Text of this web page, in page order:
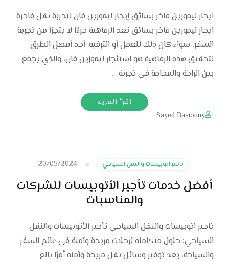
ايجار ليموزين فاخر بسائق إيجار ليموزين فان لتجربة نقل فاخرة
ايجار ليموزين فاخر بسائق تعد الرفاهية جزءًا لا يتجزأ من تجربة
السفر، سواء كان ذلك للعمل أو الترفيه. أحد أفضل الطرق
لتحقيق هذه الرفاهية هو استئجار ليموزين فان، والذي يجمع
بين الراحة والفخامة في تجربة …
اقرأ المزيد
Sayed Basiouny
تاجير اتوبيسات والنقل السياحي 20/05/2024
أفضل خدمات تأجير الأتوبيسات للشركات
والمناسبات
تاجير اتوبيسات والنقل السياحي تأجير الأتوبيسات والنقل
السياحي: حلول متكاملة لرحلات مريحة وآمنة في عالم السفر
والسياحة، يعد توفير وسائل نقل مريحة وآمنة أمرًا بالغ